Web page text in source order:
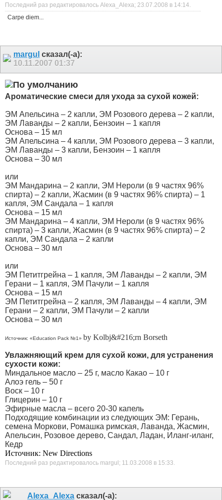
Последний раз редактировалось Alexa_Alexa; 23.07.2008 в 14:14
Carpe diem...
margul сказал(-а):
10.11.2007 01:37
Ароматические смеси для ухода за сухой кожей:
ЭМ Апельсина – 2 капли, ЭМ Розового дерева – 2 капли,
ЭМ Лаванды – 2 капли, Бензоин – 1 капля
Основа – 15 мл
ЭМ Апельсина – 4 капли, ЭМ Розового дерева – 3 капли,
ЭМ Лаванды – 3 капли, Бензоин – 1 капля
Основа – 30 мл
или
ЭМ Мандарина – 2 капли, ЭМ Нероли (в 9 частях 96%
спирта) – 2 капли, Жасмин (в 9 частях 96% спирта) – 1
капля, ЭМ Сандала – 1 капля
Основа – 15 мл
ЭМ Мандарина – 4 капли, ЭМ Нероли (в 9 частях 96%
спирта) – 3 капли, Жасмин (в 9 частях 96% спирта) – 2
капли, ЭМ Сандала – 2 капли
Основа – 30 мл
или
ЭМ Петитгрейна – 1 капля, ЭМ Лаванды – 2 капли, ЭМ
Герани – 1 капля, ЭМ Пачули – 1 капля
Основа – 15 мл
ЭМ Петитгрейна – 2 капля, ЭМ Лаванды – 4 капли, ЭМ
Герани – 2 капли, ЭМ Пачули – 2 капли
Основа – 30 мл
Источник: «Education Pack №1» by Kolbj&#216;rn Borseth
Увлажняющий крем для сухой кожи, для устранения
сухости кожи:
Миндальное масло – 25 г, масло Какао – 10 г
Алоэ гель – 50 г
Воск – 10 г
Глицерин – 10 г
Эфирные масла – всего 20-30 капель
Подходящие комбинации из следующих ЭМ: Герань,
семена Моркови, Ромашка римская, Лаванда, Жасмин,
Апельсин, Розовое дерево, Сандал, Ладан, Иланг-иланг,
Кедр
Источник: New Directions
Последний раз редактировалось margul; 11.03.2008 в 15:33.
Alexa_Alexa сказал(-а):